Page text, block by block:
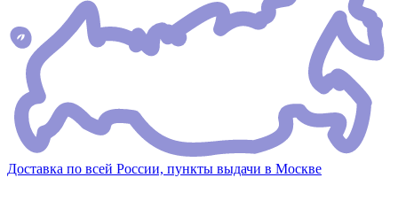
Доставка по всей России, пункты выдачи в Москве